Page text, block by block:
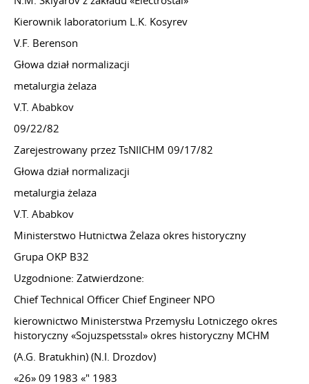
Kierownik laboratorium L.K. Kosyrev
V.F. Berenson
Głowa dział normalizacji
metalurgia żelaza
V.T. Ababkov
09/22/82
Zarejestrowany przez TsNIICHM 09/17/82
Głowa dział normalizacji
metalurgia żelaza
V.T. Ababkov
Ministerstwo Hutnictwa Żelaza okres historyczny
Grupa OKP B32
Uzgodnione: Zatwierdzone:
Chief Technical Officer Chief Engineer NPO
kierownictwo Ministerstwa Przemysłu Lotniczego okres
historyczny «Sojuzspetsstal» okres historyczny MCHM
(A.G. Bratukhin) (N.I. Drozdov)
«26» 09 1983 «" 1983